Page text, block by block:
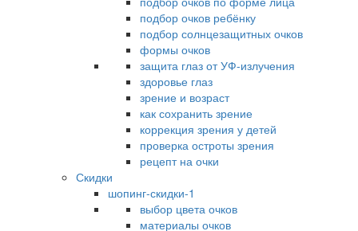
подбор очков ребёнку
подбор солнцезащитных очков
формы очков
защита глаз от УФ-излучения
здоровье глаз
зрение и возраст
как сохранить зрение
коррекция зрения у детей
проверка остроты зрения
рецепт на очки
Скидки
шопинг-скидки-1
выбор цвета очков
материалы очков